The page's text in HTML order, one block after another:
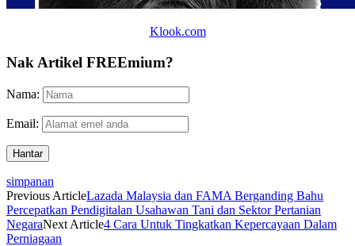
Klook.com
Nak Artikel FREEmium?
Nama:
Email:
simpanan
Previous ArticleLazada Malaysia dan FAMA Berganding Bahu
Percepatkan Pendigitalan Usahawan Tani dan Sektor Pertanian
NegaraNext Article4 Cara Untuk Tingkatkan Kepercayaan Dalam
Perniagaan